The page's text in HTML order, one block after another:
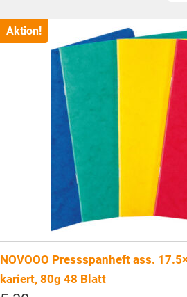
Aktion!
NOVOOO Pressspanheft ass.
kariert, 80g 48 Blatt